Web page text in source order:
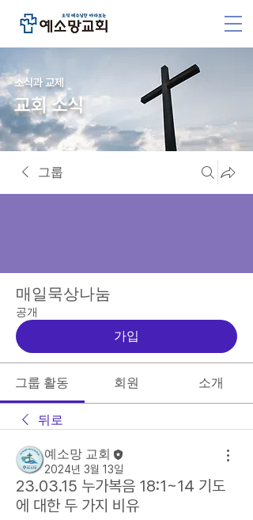
소식과 교제
교회 소식
그룹
매일묵상나눔
공개
가입
그룹 활동 회원 소개
뒤로
예소망 교회
2024년 3월 13일
23.03.15 누가복음 18:1~14 기도
에 대한 두 가지 비유